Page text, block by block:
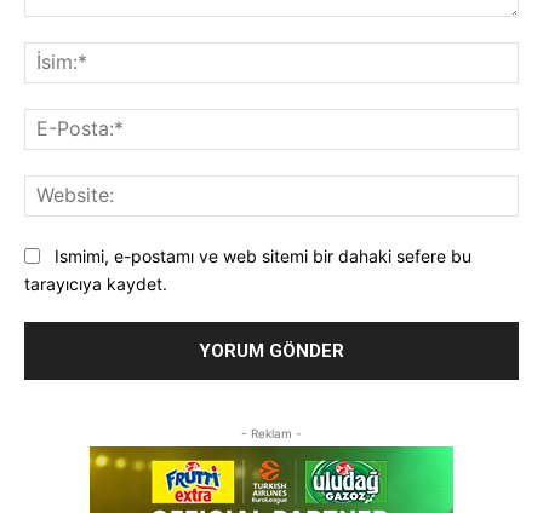
Ismimi, e-postamı ve web sitemi bir dahaki sefere bu
tarayıcıya kaydet.
- Reklam -